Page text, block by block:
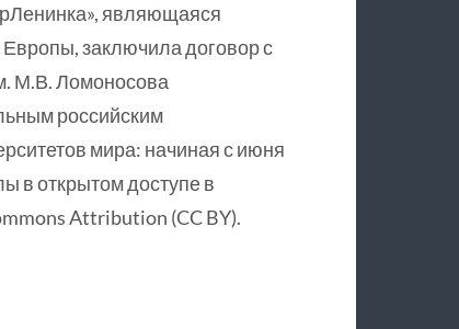
являющаяся
заключила договор с
М.В. Ломоносова
российским
мира: начиная с июня
в открытом доступе в
Attribution (CC BY).